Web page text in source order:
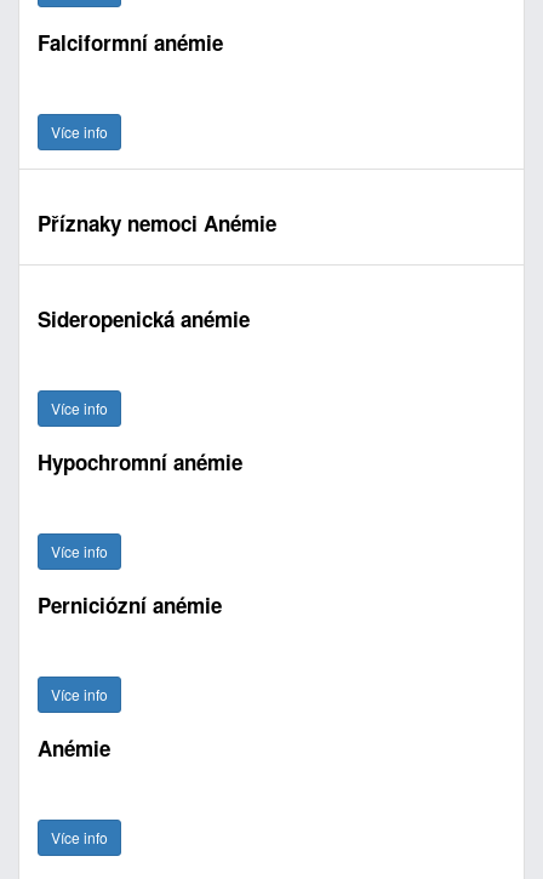
Falciformní anémie
Více info
Příznaky nemoci Anémie
Sideropenická anémie
Více info
Hypochromní anémie
Více info
Perniciózní anémie
Více info
Anémie
Více info